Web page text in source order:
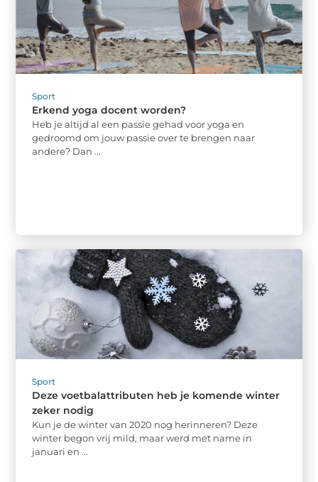
Sport
Erkend yoga docent worden?
Heb je altijd al een passie gehad voor yoga en
gedroomd om jouw passie over te brengen naar
andere? Dan ...
Sport
Deze voetbalattributen heb je komende winter
zeker nodig
Kun je de winter van 2020 nog herinneren? Deze
winter begon vrij mild, maar werd met name in
januari en ...